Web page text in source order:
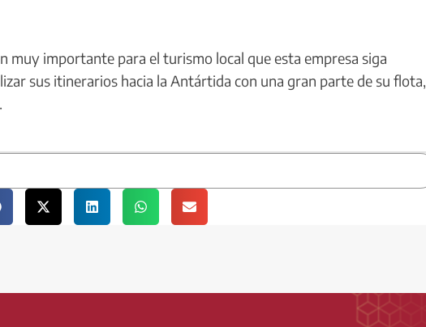
muy importante para el turismo local que esta empresa siga
sus itinerarios hacia la Antártida con una gran parte de su flota,